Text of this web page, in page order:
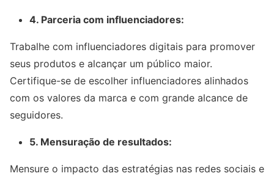
4. Parceria com influenciadores:
Trabalhe com influenciadores digitais para promover
seus produtos e alcançar um público maior.
Certifique-se de escolher influenciadores alinhados
com os valores da marca e com grande alcance de
seguidores.
5. Mensuração de resultados:
Mensure o impacto das estratégias nas redes sociais e